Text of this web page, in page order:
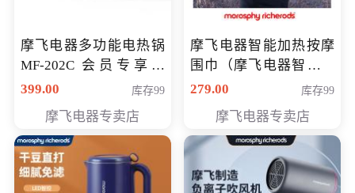
摩飞电器多功能电热锅
MF-202C 会员专享价
269元
399.00 库存99
摩飞电器专卖店
摩飞电器智能加热按摩
围巾（摩飞电器智能加
热按摩围脖） 会员专享
279.00 库存99
摩飞电器专卖店